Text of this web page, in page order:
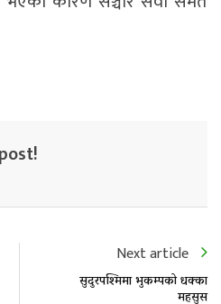
Next article
सुदुरपश्मिमा भुकम्पको धक्का
महसुस